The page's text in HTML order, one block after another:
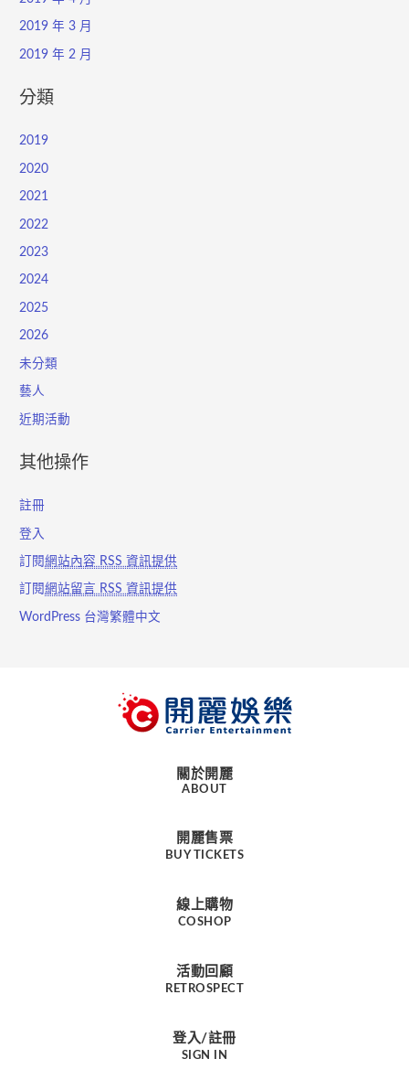
2019 年 3 月
2019 年 2 月
分類
2019
2020
2021
2022
2023
2024
2025
2026
未分類
藝人
近期活動
其他操作
註冊
登入
訂閱網站內容 RSS 資訊提供
訂閱網站留言 RSS 資訊提供
WordPress 台灣繁體中文
關於開麗
ABOUT
開麗售票
BUY TICKETS
線上購物
COSHOP
活動回顧
RETROSPECT
登入/註冊
SIGN IN